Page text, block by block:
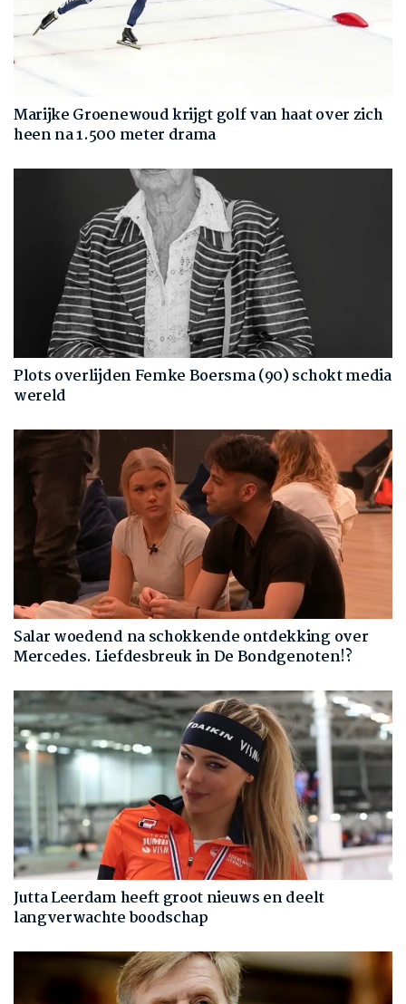
Marijke Groenewoud krijgt golf van haat over zich
heen na 1.500 meter drama
Plots overlijden Femke Boersma (90) schokt media
wereld
Salar woedend na schokkende ontdekking over
Mercedes. Liefdesbreuk in De Bondgenoten!?
Jutta Leerdam heeft groot nieuws en deelt
langverwachte boodschap